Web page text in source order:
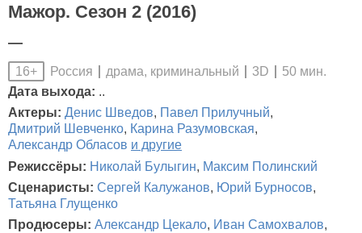
Мажор. Сезон 2 (2016)
—
16+ Россия драма, криминальный 3D
50 мин.
Дата выхода: ..
Актеры: Денис Шведов, Павел Прилучный,
Дмитрий Шевченко, Карина Разумовская,
Александр Обласов и другие
Режиссёры: Николай Булыгин, Максим Полинский
Сценаристы: Сергей Калужанов, Юрий Бурносов,
Татьяна Глущенко
Продюсеры: Александр Цекало, Иван Самохвалов,